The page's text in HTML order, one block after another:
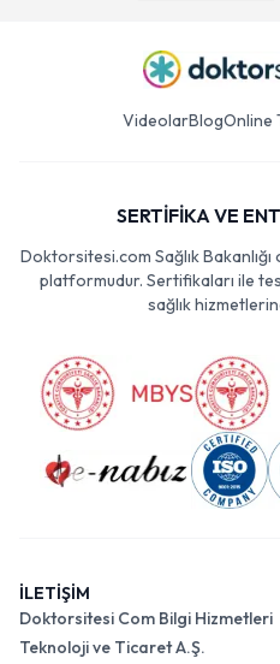
VideolarBlogOnline
SERTİFİKA VE
Doktorsitesi.com Sağlık
platformudur. Sertifikaları ile
sağlık
İLETİŞİM
Doktorsitesi Com Bilgi Hizmetleri
Teknoloji ve Ticaret A.Ş.